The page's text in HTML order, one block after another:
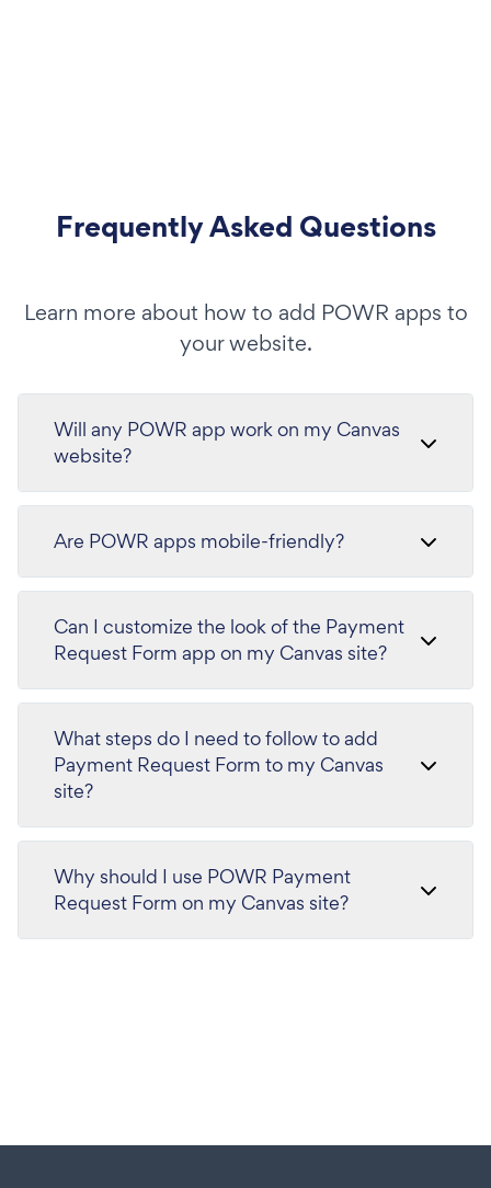
Frequently Asked Questions
Learn more about how to add POWR apps to
your website.
Will any POWR app work on my Canvas
website?
Are POWR apps mobile-friendly?
Can I customize the look of the Payment
Request Form app on my Canvas site?
What steps do I need to follow to add
Payment Request Form to my Canvas
site?
Why should I use POWR Payment
Request Form on my Canvas site?